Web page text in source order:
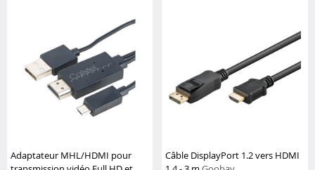
Adaptateur MHL/HDMI pour
Câble DisplayPort 1.2 vers HDMI